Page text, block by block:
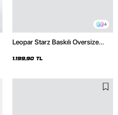
4
Leopar Starz Baskılı Oversize
1.199,90 TL